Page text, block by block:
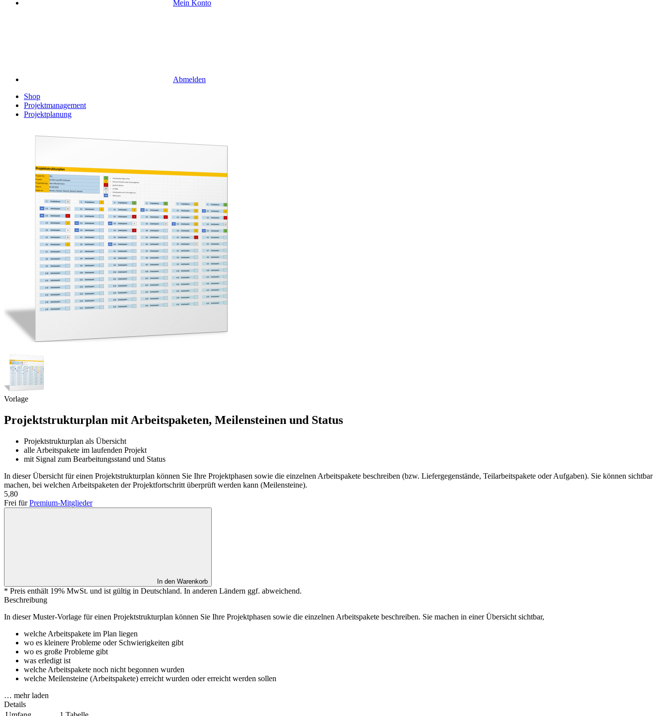
Mein Konto
Abmelden
Shop
Projektmanagement
Projektplanung
Vorlage
Projektstrukturplan mit Arbeitspaketen, Meilensteinen und Status
Projektstrukturplan als Übersicht
alle Arbeitspakete im laufenden Projekt
mit Signal zum Bearbeitungsstand und Status
In dieser Übersicht für einen Projektstrukturplan können Sie Ihre Projektphasen sowie die einzelnen Arbeitspakete beschreiben (bzw. Liefergegenstände, Teilarbeitspakete oder Aufgaben). Sie können sichtbar
machen, bei welchen Arbeitspaketen der Projektfortschritt überprüft werden kann (Meilensteine).
5,80
Frei fürPremium-Mitglieder
In den Warenkorb
* Preis enthält 19% MwSt. und ist gültig in Deutschland. In anderen Ländern ggf. abweichend.
Beschreibung
In dieser Muster-Vorlage für einen Projektstrukturplan können Sie Ihre Projektphasen sowie die einzelnen Arbeitspakete beschreiben. Sie machen in einer Übersicht sichtbar,
welche Arbeitspakete im Plan liegen
wo es kleinere Probleme oder Schwierigkeiten gibt
wo es große Probleme gibt
was erledigt ist
welche Arbeitspakete noch nicht begonnen wurden
welche Meilensteine (Arbeitspakete) erreicht wurden oder erreicht werden sollen
… mehr laden
Details